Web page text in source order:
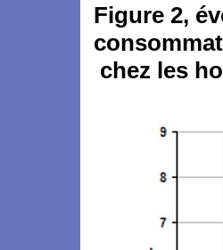
Figure 2,
chez les